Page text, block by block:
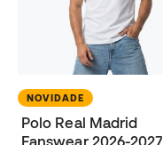
NOVIDADE
Polo Real Madrid
Fanswear 2026-2027